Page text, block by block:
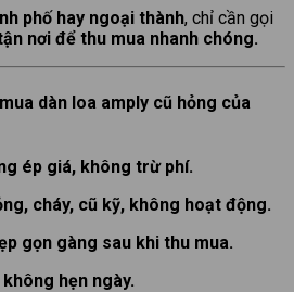
phố hay ngoại thành, chỉ cần gọi
nơi để thu mua nhanh chóng.
dàn loa amply cũ hỏng của
ép giá, không trừ phí.
cháy, cũ kỹ, không hoạt động.
gọn gàng sau khi thu mua.
hẹn ngày.